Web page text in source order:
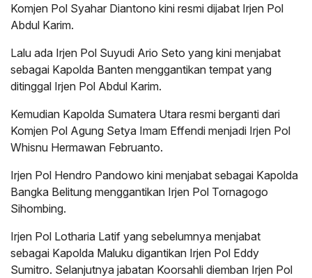
Komjen Pol Syahar Diantono kini resmi dijabat Irjen Pol
Abdul Karim.
Lalu ada Irjen Pol Suyudi Ario Seto yang kini menjabat
sebagai Kapolda Banten menggantikan tempat yang
ditinggal Irjen Pol Abdul Karim.
Kemudian Kapolda Sumatera Utara resmi berganti dari
Komjen Pol Agung Setya Imam Effendi menjadi Irjen Pol
Whisnu Hermawan Februanto.
Irjen Pol Hendro Pandowo kini menjabat sebagai Kapolda
Bangka Belitung menggantikan Irjen Pol Tornagogo
Sihombing.
Irjen Pol Lotharia Latif yang sebelumnya menjabat
sebagai Kapolda Maluku digantikan Irjen Pol Eddy
Sumitro. Selanjutnya jabatan Koorsahli diemban Irjen Pol